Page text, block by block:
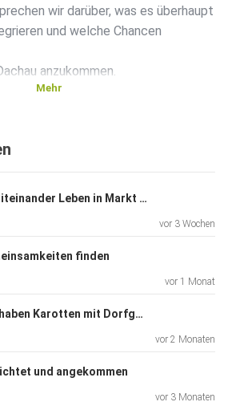
wir darüber, was es überhaupt
und welche Chancen
anzukommen.
finden sich auf der Website
www.arbeitskreis-asyl-
Mehr
Christian - Miteinander Leben in Markt Indersdorf
vor 3 Wochen
finden
vor 1 Monat
Ulrike - Was haben Karotten mit Dorfgemeinschaft zu tun?
vor 2 Monaten
und angekommen
vor 3 Monaten